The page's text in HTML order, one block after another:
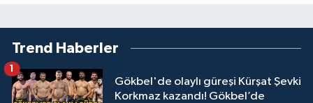
Trend Haberler
Gökbel'de olaylı güreşi Kürşat Şevki
Korkmaz kazandı! Gökbel’de
1